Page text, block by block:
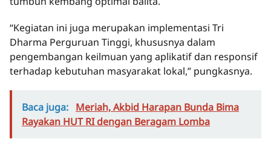
“Kegiatan ini juga merupakan implementasi Tri
Dharma Perguruan Tinggi, khususnya dalam
pengembangan keilmuan yang aplikatif dan responsif
terhadap kebutuhan masyarakat lokal,” pungkasnya.
Baca juga: Meriah, Akbid Harapan Bunda Bima
Rayakan HUT RI dengan Beragam Lomba